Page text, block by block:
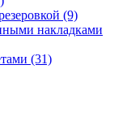
(9)
накладками
(31)